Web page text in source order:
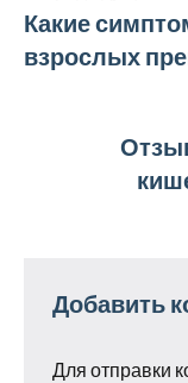
по
Какие
взрослых
Добавить
Для отправки